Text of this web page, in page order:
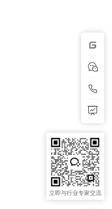
立即与行业专家交流